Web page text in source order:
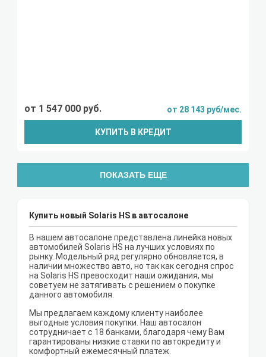
от 1 547 000 руб. от 28 143 руб/мес.
КУПИТЬ В КРЕДИТ
ПОКАЗАТЬ ЕЩЕ
Купить новый Solaris HS в автосалоне
В нашем автосалоне представлена линейка новых
автомобилей Solaris HS на лучших условиях по
рынку. Модельный ряд регулярно обновляется, в
наличии множество авто, но так как сегодня спрос
на Solaris HS превосходит наши ожидания, мы
советуем не затягивать с решением о покупке
данного автомобиля.
Мы предлагаем каждому клиенту наиболее
выгодные условия покупки. Наш автосалон
сотрудничает с 18 банками, благодаря чему Вам
гарантированы низкие ставки по автокредиту и
комфортный ежемесячный платеж.